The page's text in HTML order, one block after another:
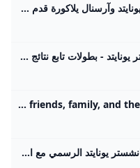
جدول الدوري الإنجليزي بعد تعادل مان يونايتد وآرسنال يلاكورة قدم فريق مانشستر يونايتد هدية ثمينة للمتصدر جدول ترتيب الدوري الإنجليزي الممتاز، فريق ليفربول، بعدما عطل آرسنال بالتعادل معه (1-1). مباريات الغد مباراة مانشستر سيتي وأرسنال كتب: محمد الحاوي الأحد 9 مارس 2025 08:31 م تابعنا علي جوجل تابعنا علي فيسبوك تابعنا علي يوتيوب تابعنا علي واتس اب تابعنا علي تيك توك قدم فريق مانشستر يونايتد هدية ثمينة للمتصدر جدول ترتيب الدوري الإنجليزي الممتاز، فريق ليفربول، بعدما عطل آرسنال بالتعادل معه (1-1).
اخبار وفيديوهات مانشستر يونايتد - بطولات تابع نتائج مباريات مانشستر يونايتد و أخبار مانشستر يونايتد و تشكيل الفريق و ترتيب الفريق بالدوري و البطولات المحلية و العالمية من بطولات. تاريخ التأسيس 1878 المدير الفني Ruben Amorim البلد إنجلترا الملعب Old Trafford الملعب Old Trafford الدوري الإنجليزي كأس رابطة الدوري الإنجليزي المزيد غريمسبي تاونالأربعاء , 27 أغسطس 202510:00 ممانشستر يونايتدمانشستر يونايتدالسبت , 30 أغسطس 202505:00 مبيرنليمانشستر سيتيالاحد , 14 سبتمبر 202506:30 ممانشستر يونايتد
- YouTube Enjoy the videos and music you love, upload original content, and share it all with friends, family, and the world on YouTube.
موقع مانشستر يونايتد الرسمي موقع مانشستر يونايتد الرسمي مع الأخبار، جدول المباريات، مقاطع الفيديو، التذاكر، تغطية المبارة مباشرة، أبرز أحداث المباراة، اللاعبين، الانتقالات، تسوق والمزيد ملخص قصير: فولهام ضد يونايتد مقطع فيديوملخص قصير لتعادلنا مع فولهام في لندن… 22 ساعةوقت منشور 22 ساعة مضىأهم لقطات المباراة فيرنانديز يركز على التحسن بعد التعادل مع فولهام مقالةقائد يونايتد يتحدث بعد التعادل في لندن. 22 ساعةوقت منشور 22 ساعة مضىمقابلات أموريم: يجب أن نركز على تحسين الأداء مقالةمدرب يونايتد يتحدث بعد التعادل مع فولهام.